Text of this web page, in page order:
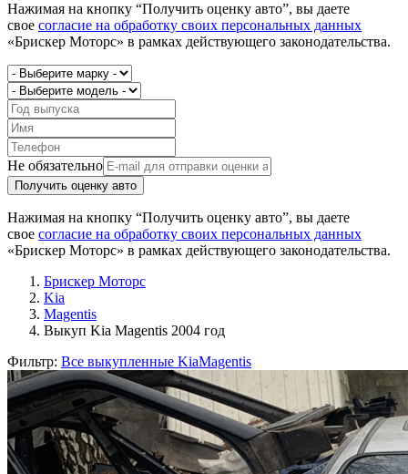
Нажимая на кнопку “Получить оценку авто”, вы даете
свое согласие на обработку своих персональных данных
«Брискер Моторс» в рамках действующего законодательства.
Не обязательно
Получить оценку авто
Нажимая на кнопку “Получить оценку авто”, вы даете
свое согласие на обработку своих персональных данных
«Брискер Моторс» в рамках действующего законодательства.
Брискер Моторс
Kia
Magentis
Выкуп Kia Magentis 2004 год
Фильтр: Все выкупленные KiaMagentis